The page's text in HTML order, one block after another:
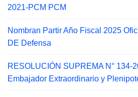
2021-PCM PCM
Nombran Partir Año Fiscal 2025
DE Defensa
RESOLUCIÓN SUPREMA N° 134-
Embajador Extraordinario y